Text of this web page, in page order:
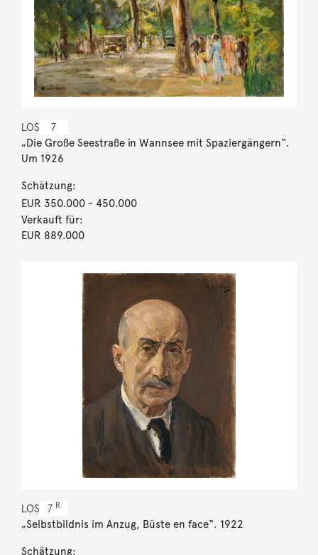
LOS 7
„Die Große Seestraße in Wannsee mit Spaziergängern“.
Um 1926
Schätzung:
EUR 350.000- 450.000
Verkauft für:
EUR 889.000
LOS 7 R
„Selbstbildnis im Anzug, Büste en face“. 1922
Schätzung: